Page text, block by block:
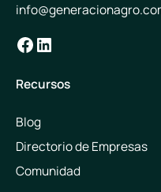
Facebook
LinkedIn
Recursos
Blog
Directorio de Empresas
Comunidad